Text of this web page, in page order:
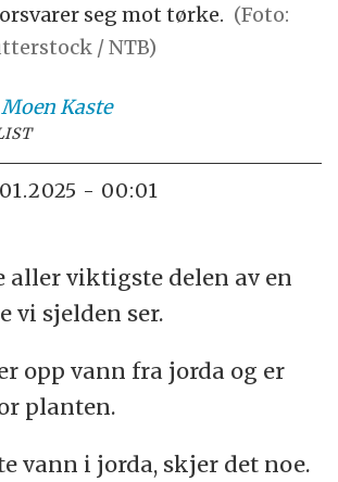
seg mot tørke. (Foto:
/ NTB)
Kaste
- 00:01
aller viktigste delen av en
vi sjelden ser.
opp vann fra jorda og er
planten.
vann i jorda, skjer det noe.